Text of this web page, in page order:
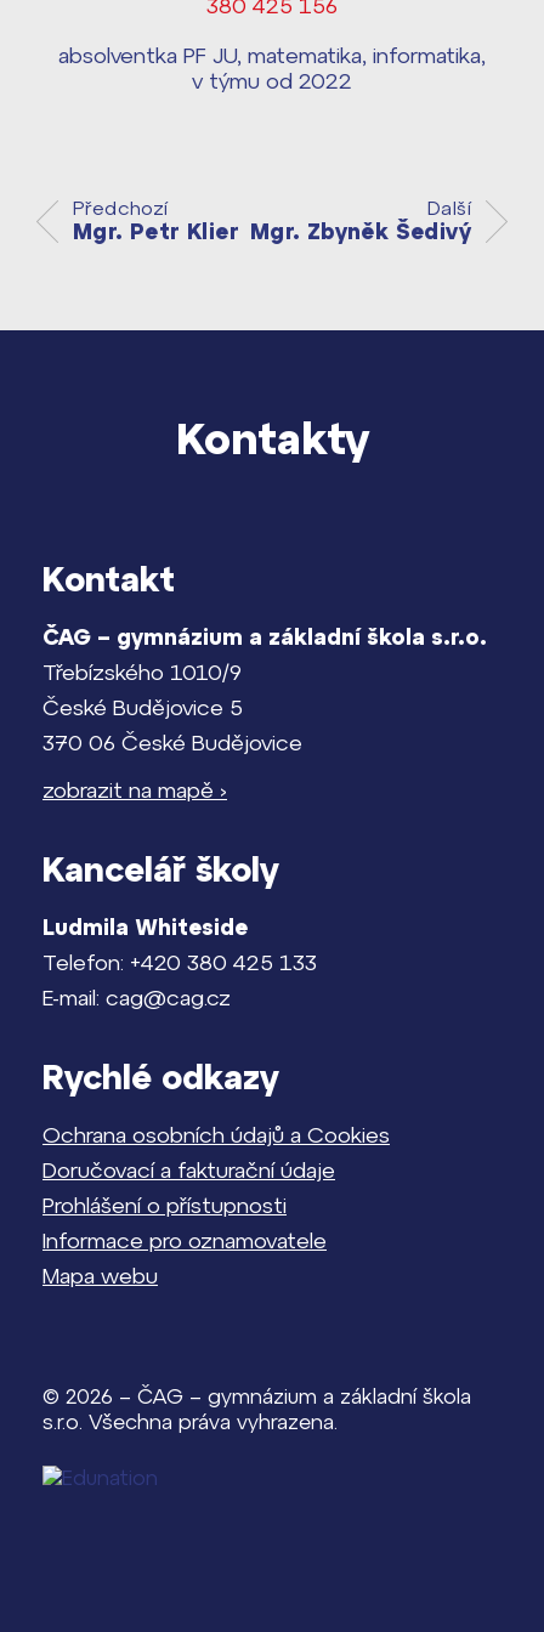
Harmonogram školního roku ›
Press kit ›
Přípravné kurzy a přijímací zkoušky
nanečisto
Maturitní zkoušky
FOCUSing
ČAG studentský
Pomoc! Mám problém!
Harmonogram školního roku
Termíny maturit
Bakaláři
380 425 156
absolventka PF JU, matematika, informatika,
v týmu od 2022
Předchozí
Mgr. Petr Klier
Další
Mgr. Zbyněk Šedivý
Lidé často hledají
Proč se stát žákem ZŠ ČAG
Proč se stát studentem Gymnázia
Kontakt
Kontakty
Kontakt
ČAG – gymnázium a základní škola s.r.o.
Třebízského 1010/9
České Budějovice 5
370 06 České Budějovice
zobrazit na mapě ›
Kancelář školy
Ludmila Whiteside
Telefon: +420 380 425 133
E-mail: cag@cag.cz
Rychlé odkazy
Ochrana osobních údajů a Cookies
Doručovací a fakturační údaje
Prohlášení o přístupnosti
Informace pro oznamovatele
Mapa webu
© 2026 – ČAG – gymnázium a základní škola
s.r.o. Všechna práva vyhrazena.